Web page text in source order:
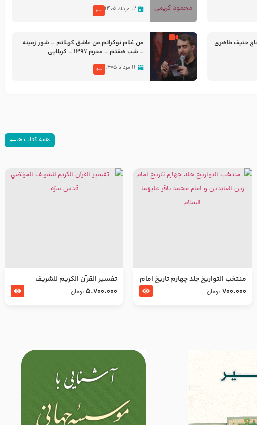
۱۲ مرداد ۱۴۰۵
حنیف طاهری
من غلام نوکراتم من عاشق کربلاتم – شور زمینه
– شب هفتم – محرم 1397 – کربلایی
۱۱ مرداد ۱۴۰۵
همه کتاب ها
منتخب التواریخ جلد چهارم تاریخ امام
زین العابدین و امام محمد باقر
700.000 تومان
تفسير القرآن الكريم للشريف
المرتضي قدس سرّه
5.700.000 تومان